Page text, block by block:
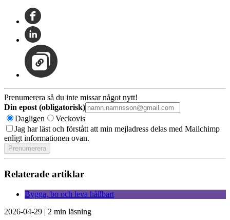
Prenumerera så du inte missar något nytt!
Din epost (obligatorisk)
Dagligen
Veckovis
Jag har läst och förstått att min mejladress delas med Mailchimp
enligt informationen ovan.
Relaterade artiklar
Bygga, bo och leva hållbart
2026-04-29 | 2 min läsning